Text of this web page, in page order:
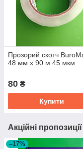
Прозорий скотч
48 мм х 90 м 45 мкм
80 ₴
Купити
Акційні
–17%